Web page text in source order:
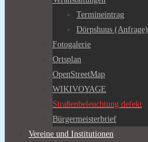
Termineintrag
Dörpshuus (Anfrage)
Fotogalerie
Ortsplan
OpenStreetMap
WIKIVOYAGE
Straßenbeleuchtung defekt
Bürgermeisterbrief
Vereine und Institutionen